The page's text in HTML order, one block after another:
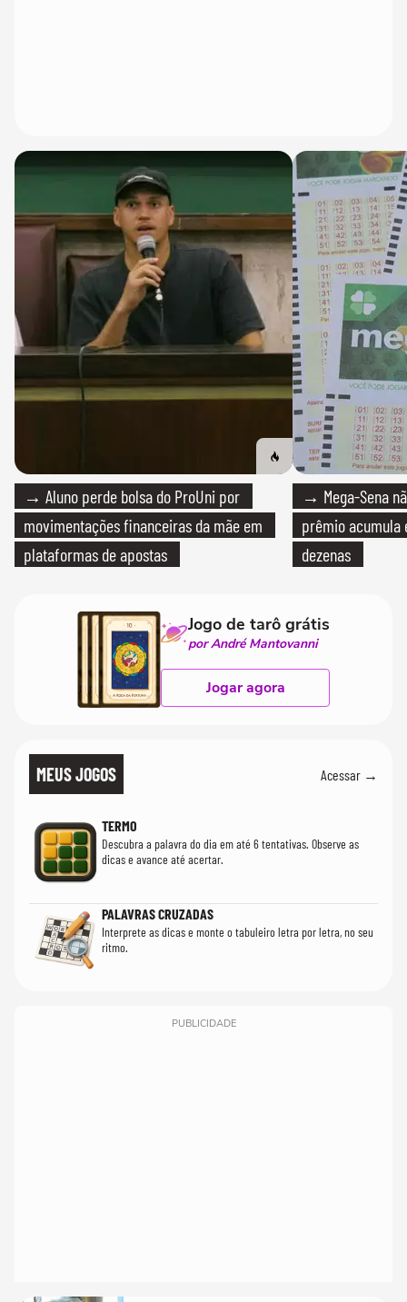
→ Aluno perde bolsa do ProUni por
movimentações financeiras da mãe em
plataformas de apostas
→ Mega-Sena
prêmio acumula
dezenas
Jogo de tarô grátis
por André Mantovanni
Jogar agora
MEUS JOGOS Acessar →
TERMO
Descubra a palavra do dia em até 6 tentativas. Observe as
dicas e avance até acertar.
PALAVRAS CRUZADAS
Interprete as dicas e monte o tabuleiro letra por letra, no seu
ritmo.
PUBLICIDADE